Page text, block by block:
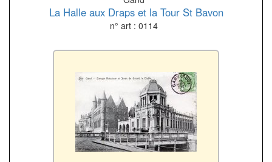
La Halle aux Draps et la Tour St Bavon
n° art : 0114